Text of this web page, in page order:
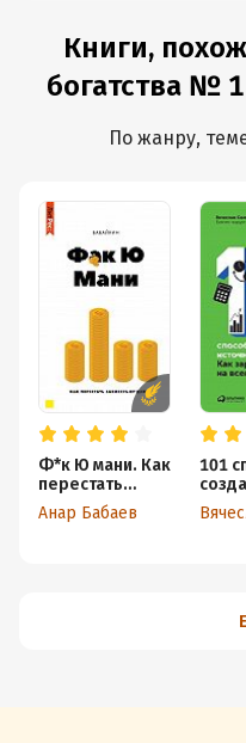
Книги,
богатства №
По жанру,
Ф*к Ю мани. Как
перестать
зависеть от
денег
Анар Бабаев
101